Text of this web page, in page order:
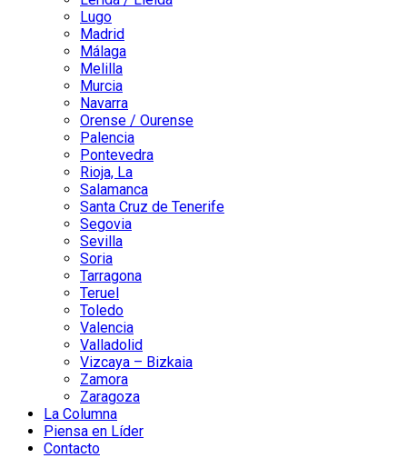
Lugo
Madrid
Málaga
Melilla
Murcia
Navarra
Orense / Ourense
Palencia
Pontevedra
Rioja, La
Salamanca
Santa Cruz de Tenerife
Segovia
Sevilla
Soria
Tarragona
Teruel
Toledo
Valencia
Valladolid
Vizcaya – Bizkaia
Zamora
Zaragoza
La Columna
Piensa en Líder
Contacto